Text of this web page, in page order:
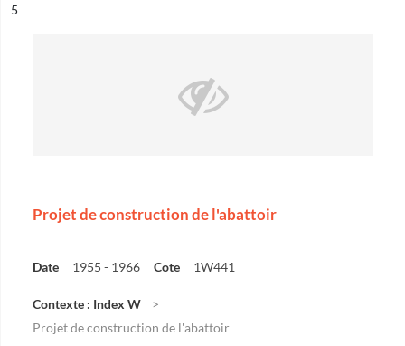
n°
5
Projet de construction de l'abattoir
Date 1955 - 1966 Cote 1W441
Contexte : Index W
Projet de construction de l'abattoir